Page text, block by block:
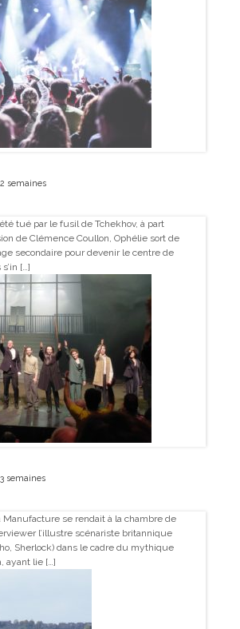
semaines
été tué par le fusil de Tchekhov, à part
de Clémence Coullon, Ophélie sort de
secondaire pour devenir le centre de
[…]
semaines
Manufacture se rendait à la chambre de
l’illustre scénariste britannique
Sherlock) dans le cadre du mythique
ayant lie […]